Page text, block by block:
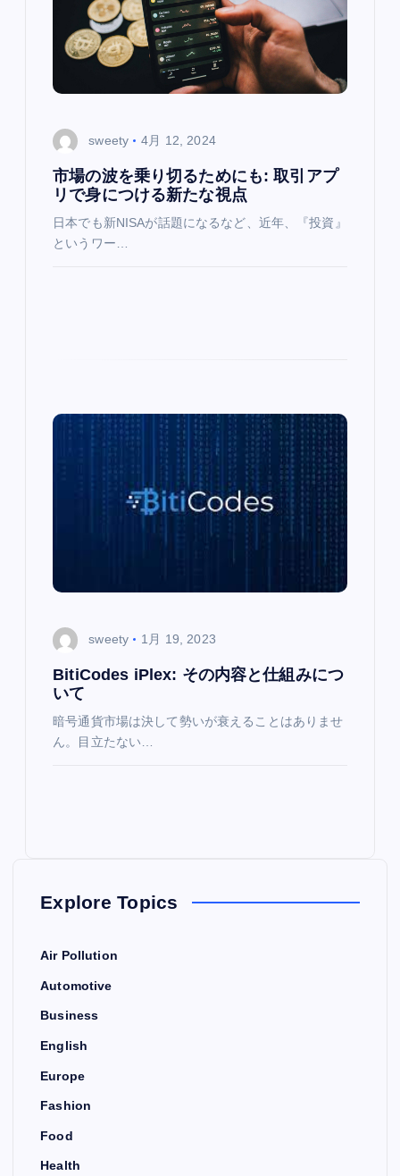
sweety 4月 12, 2024
市場の波を乗り切るためにも: 取引アプ
リで身につける新たな視点
日本でも新NISAが話題になるなど、近年、『投資』
というワー…
sweety 1月 19, 2023
BitiCodes iPlex: その内容と仕組みにつ
いて
暗号通貨市場は決して勢いが衰えることはありませ
ん。目立たない…
Explore Topics
Air Pollution
Automotive
Business
English
Europe
Fashion
Food
Health